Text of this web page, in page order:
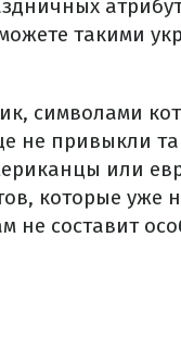
такими
символами
не привыкли
или
которые уже
не составит